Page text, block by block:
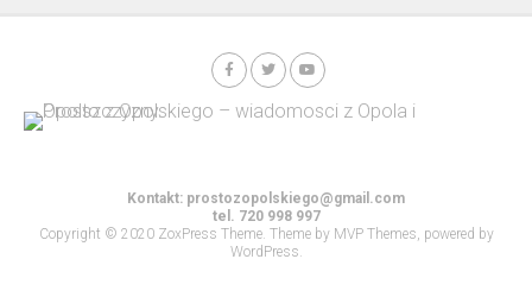
Kontakt: prostozopolskiego@gmail.com
tel. 720 998 997
Copyright © 2020 ZoxPress Theme. Theme by MVP Themes, powered by
WordPress.